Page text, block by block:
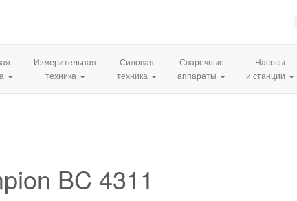
Измерительная
техника
Силовая
техника
Сварочные
аппараты
Насосы
и станции
BC 4311